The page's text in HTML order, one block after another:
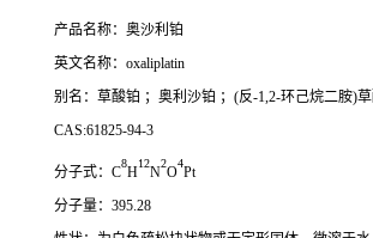
产品名称：奥沙利铂
英文名称： oxaliplatin
别名：草酸铂 ；奥利沙铂 ；(反-1,2-环己烷二胺)
CAS:61825-94-3
分子式：C
8
H
12
N
2
O
4
Pt
分子量：395.28